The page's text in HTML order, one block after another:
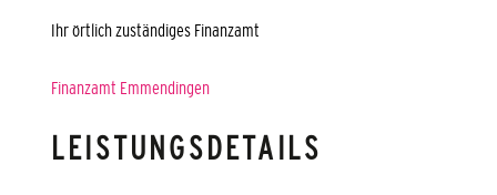
Ihr örtlich zuständiges Finanzamt
Finanzamt Emmendingen
LEISTUNGSDETAILS